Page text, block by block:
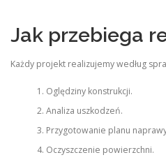
Jak przebiega
Każdy projekt realizujemy według
Oględziny konstrukcji.
Analiza uszkodzeń.
Przygotowanie planu
Oczyszczenie powierzchni.